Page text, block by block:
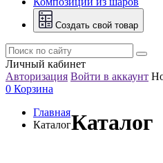
Создать свой товар
Личный кабинет
Авторизация Войти в аккаунт
0 Корзина
Главная
КаталогКаталог